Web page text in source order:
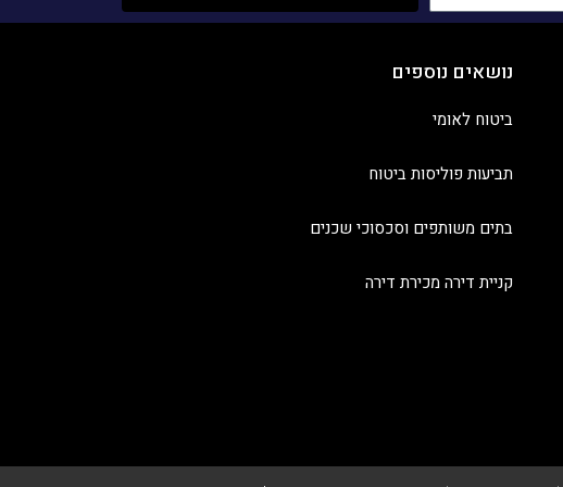
נושאים נוספים
ביטוח לאומי
תביעות פוליסות ביטוח
בתים משותפים וסכסוכי שכנים
קניית דירה מכירת דירה